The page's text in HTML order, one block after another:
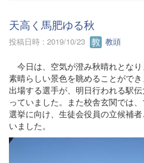
天高く馬肥ゆる秋
投稿日時 : 2019/10/23 教頭
今日は、空気が澄み秋晴れとな
素晴らしい景色を眺めることがで
出場する選手が、明日行われる駅
っていました。また校舎玄関では
選挙に向け、生徒会役員の立候補
いました。